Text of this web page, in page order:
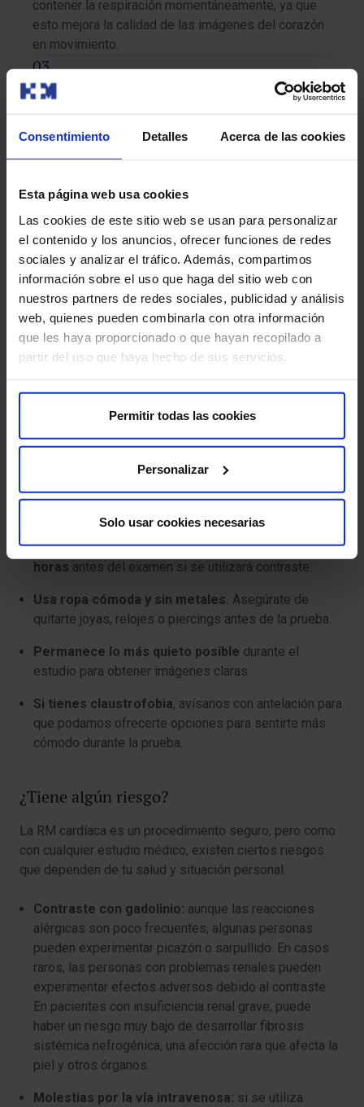
Consentimiento Detalles Acerca de las cookies
Esta página web usa cookies
Las cookies de este sitio web se usan para personalizar
el contenido y los anuncios, ofrecer funciones de redes
sociales y analizar el tráfico. Además, compartimos
información sobre el uso que haga del sitio web con
nuestros partners de redes sociales, publicidad y análisis
web, quienes pueden combinarla con otra información
que les haya proporcionado o que hayan recopilado a
partir del uso que haya hecho de sus servicios.
Permitir todas las cookies
Personalizar
Solo usar cookies necesarias
contener la respiración momentáneamente, ya que
esto mejora la calidad de las imágenes del corazón
en movimiento.
Al terminar:
Una vez finalizado el examen, te retirarán los
electrodos y, si se utilizó contraste, la vía
actividades diarias con normalidad. Si fue necesario
para ayudar a eliminarlo de tu cuerpo más
rápidamente. Esta prueba no requiere ningún tipo de
recuperación, y los resultados serán analizados por
tu médico para proporcionarte el diagnóstico
adecuado.
Recomendaciones para la prueba
Para que el estudio se realice de manera segura y
efectiva, sigue estas recomendaciones:
metálicos o problemas de salud como alergias al
contraste o insuficiencia renal. Esto es importante para
asegurar que la prueba sea segura para ti.
Es recomendable no comer ni beber entre 4 y 6
horas antes del examen si se utilizará contraste.
Usa ropa cómoda y sin metales. Asegúrate de
quitarte joyas, relojes o piercings antes de la prueba.
Permanece lo más quieto posible durante el
estudio para obtener imágenes claras.
Si tienes claustrofobia, avísanos con antelación para
que podamos ofrecerte opciones para sentirte más
cómodo durante la prueba.
¿Tiene algún riesgo?
La RM cardíaca es un procedimiento seguro, pero como
con cualquier estudio médico, existen ciertos riesgos
que dependen de tu salud y situación personal.
Contraste con gadolinio: aunque las reacciones
alérgicas son poco frecuentes, algunas personas
pueden experimentar picazón o sarpullido. En casos
raros, las personas con problemas renales pueden
experimentar efectos adversos debido al contraste.
En pacientes con insuficiencia renal grave, puede
haber un riesgo muy bajo de desarrollar fibrosis
sistémica nefrogénica, una afección rara que afecta la
piel y otros órganos.
Molestias por la vía intravenosa: si se utiliza